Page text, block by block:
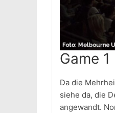
Game 1
Da die
siehe da, die
angewandt.